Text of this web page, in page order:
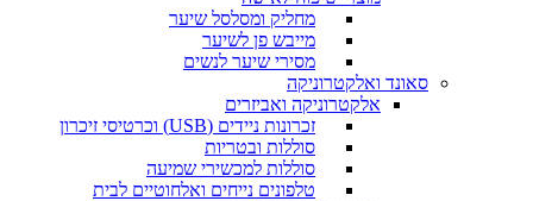
מחליק ומסלסל שיער
מייבש פן לשיער
מסירי שיער לנשים
סאונד ואלקטרוניקה
אלקטרוניקה ואביזרים
זכרונות ניידים (USB) וכרטיסי זיכרון
סוללות ובטריות
סוללות למכשירי שמיעה
טלפונים נייחים ואלחוטיים לבית